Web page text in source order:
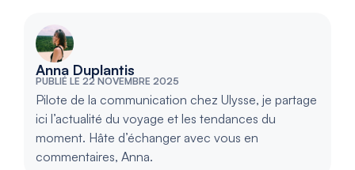
Anna Duplantis
PUBLIÉ LE 22 NOVEMBRE 2025
Pilote de la communication chez Ulysse, je partage
ici l’actualité du voyage et les tendances du
moment. Hâte d’échanger avec vous en
commentaires, Anna.